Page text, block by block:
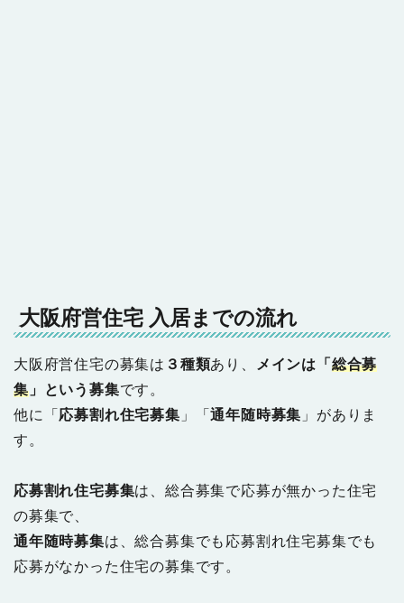
大阪府営住宅 入居までの流れ
大阪府営住宅の募集は ３種類あり、 メインは「 総合募
集」という募集です。
他に「 応募割れ住宅募集 」「通年随時募集 」がありま
す。
応募割れ住宅募集は、総合募集で応募が無かった住宅
の募集で、
通年随時募集は、総合募集でも応募割れ住宅募集でも
応募がなかった住宅の募集です。